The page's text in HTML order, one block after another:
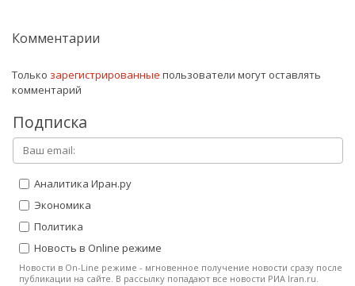
Комментарии
Только зарегистрированные пользователи могут оставлять
комментарий
Подписка
Аналитика Иран.ру
Экономика
Политика
Новость в Online режиме
Новости в On-Line режиме - мгновенное получение новости сразу после
публикации на сайте. В рассылку попадают все новости РИА Iran.ru.